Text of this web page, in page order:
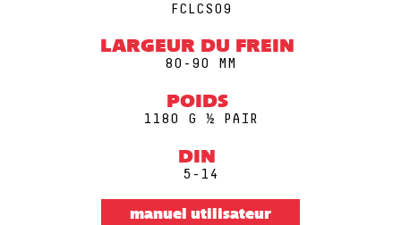
FCLCS09
LARGEUR DU FREIN
80-90 MM
POIDS
1180 G ½ PAIR
DIN
5-14
manuel utilisateur